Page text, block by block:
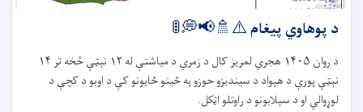
د پوهاوي پیغام ⚠️🚿📢💭🚦
د روان ۱۴۰۵ هجري لمریز کال د زمري د میاشتې له ۱۲ نېټې څخه تر۱۴
نېټې پورې د هېواد د سیندیزو حوزو په ځينو ځایونو کې د اوبو د کچې د
لوړوالي او د سېلابونو د راوتلو اټکل.